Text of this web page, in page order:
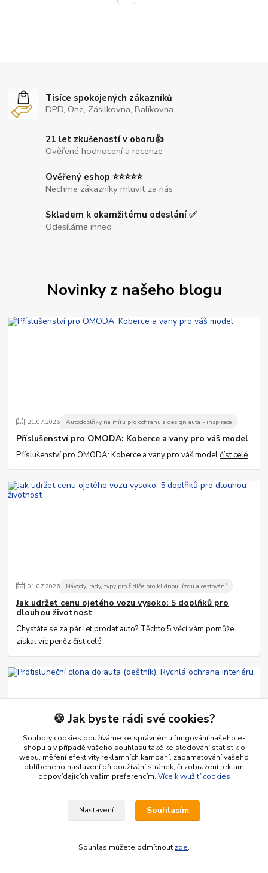
Tisíce spokojených zákazníků
DPD, One, Zásilkovna, Balíkovna
21 let zkušeností v oboru👍
Ověřené hodnocení a recenze
Ověřený eshop ⭐⭐⭐⭐⭐
Nechme zákazníky mluvit za nás
Skladem k okamžitému odeslání ✅
Odesíláme ihned
Novinky z našeho blogu
21.07.2026 Autodoplňky na míru pro ochranu a design auta - inspirace
Příslušenství pro OMODA: Koberce a vany pro váš model
Příslušenství pro OMODA: Koberce a vany pro váš modelčíst celé
01.07.2026 Návody, rady, typy pro řidiče pro klidnou jízdu a cestování
Jak udržet cenu ojetého vozu vysoko: 5 doplňků pro
dlouhou životnost
Chystáte se za pár let prodat auto? Těchto 5 věcí vám pomůže
získat víc penězčíst celé
26.06 .2026 Autodoplňky na míru pro ochranu a design auta - inspirace
Už žádný rozpálený volant a přístrojová deska! Protisluneční clona
🍪 Jak byste rádi své cookies?
Soubory cookies používáme ke správnému fungování našeho e-
shopu a v případě vašeho souhlasu také ke sledování statistik o
webu, měření efektivity reklamních kampaní, zapamatování vašeho
oblíbeného nastavení při používání stránek, či zobrazení reklam
odpovídajících vašim preferencím. Více k využití cookies
Nastavení Souhlasím
Souhlas můžete odmítnout zde.